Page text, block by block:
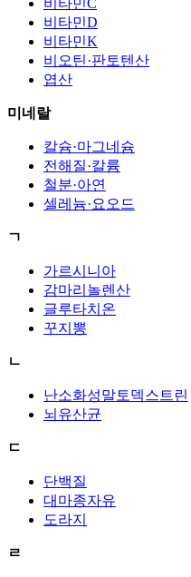
비타민D
비타민K
비오틴·판토텐산
엽산
미네랄
칼슘·마그네슘
전해질·칼륨
철분·아연
셀레늄·요오드
ㄱ
가르시니아
감마리놀렌산
글루타치온
꾸지뽕
ㄴ
난소화성말토덱스트린
뇌유산균
ㄷ
단백질
대마종자유
도라지
ㄹ